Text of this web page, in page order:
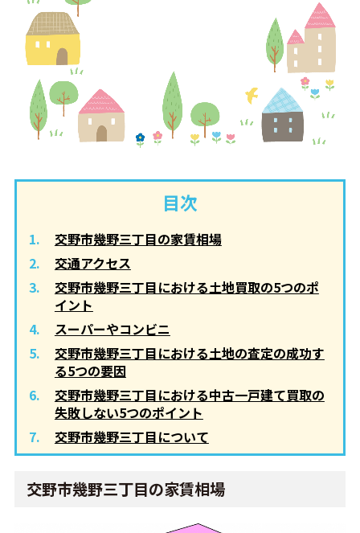
目次
交野市幾野三丁目の家賃相場
交通アクセス
交野市幾野三丁目における土地買取の5つのポ
イント
スーパーやコンビニ
交野市幾野三丁目における土地の査定の成功す
る5つの要因
交野市幾野三丁目における中古一戸建て買取の
失敗しない5つのポイント
交野市幾野三丁目について
交野市幾野三丁目の家賃相場